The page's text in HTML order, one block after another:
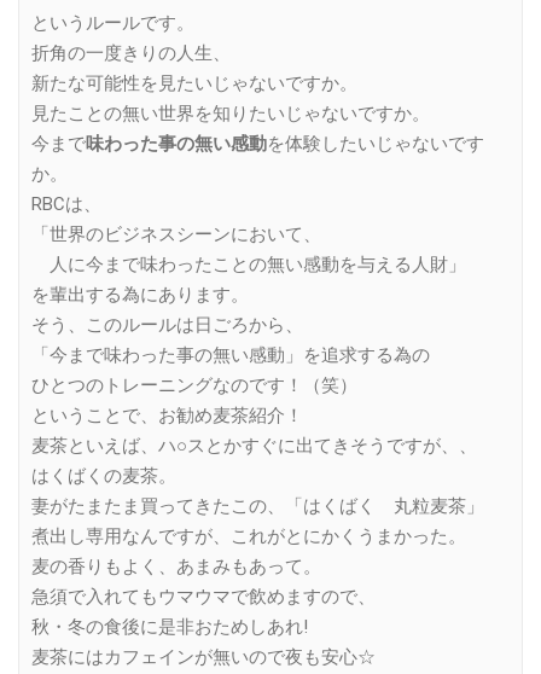
というルールです。
折角の一度きりの人生、
新たな可能性を見たいじゃないですか。
見たことの無い世界を知りたいじゃないですか。
今まで味わった事の無い感動を体験したいじゃないです
か。
RBCは、
「世界のビジネスシーンにおいて、
人に今まで味わったことの無い感動を与える人財」
を輩出する為にあります。
そう、このルールは日ごろから、
「今まで味わった事の無い感動」を追求する為の
ひとつのトレーニングなのです！（笑）
ということで、お勧め麦茶紹介！
麦茶といえば、ハ○スとかすぐに出てきそうですが、、
はくばくの麦茶。
妻がたまたま買ってきたこの、「はくばく 丸粒麦茶」
煮出し専用なんですが、これがとにかくうまかった。
麦の香りもよく、あまみもあって。
急須で入れてもウマウマで飲めますので、
秋・冬の食後に是非おためしあれ!
麦茶にはカフェインが無いので夜も安心☆